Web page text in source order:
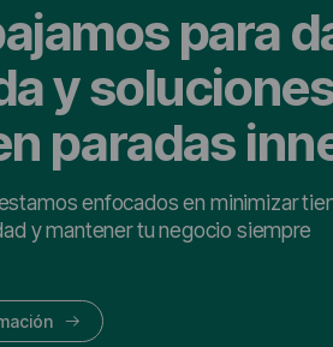
para
y
paradas
enfocados en minimizar
y mantener tu negocio siempre